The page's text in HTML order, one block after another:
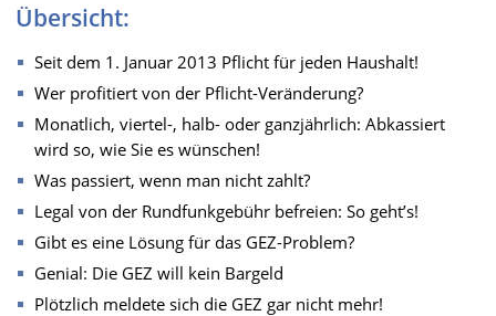
Übersicht:
Seit dem 1. Januar 2013 Pflicht für jeden Haushalt!
Wer profitiert von der Pflicht-Veränderung?
Monatlich, viertel-, halb- oder ganzjährlich: Abkassiert
wird so, wie Sie es wünschen!
Was passiert, wenn man nicht zahlt?
Legal von der Rundfunkgebühr befreien: So geht’s!
Gibt es eine Lösung für das GEZ-Problem?
Genial: Die GEZ will kein Bargeld
Plötzlich meldete sich die GEZ gar nicht mehr!